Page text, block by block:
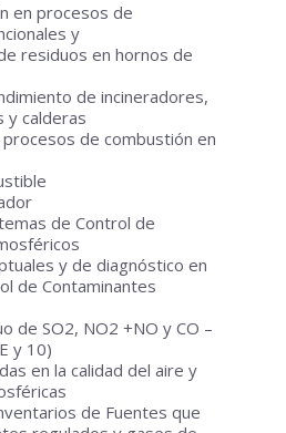
en procesos de
y
residuos en hornos de
de incineradores,
y calderas
procesos de combustión en
de Control de
y de diagnóstico en
de Contaminantes
de SO2, NO2 +NO y CO –
y 10)
en la calidad del aire y
de Fuentes que